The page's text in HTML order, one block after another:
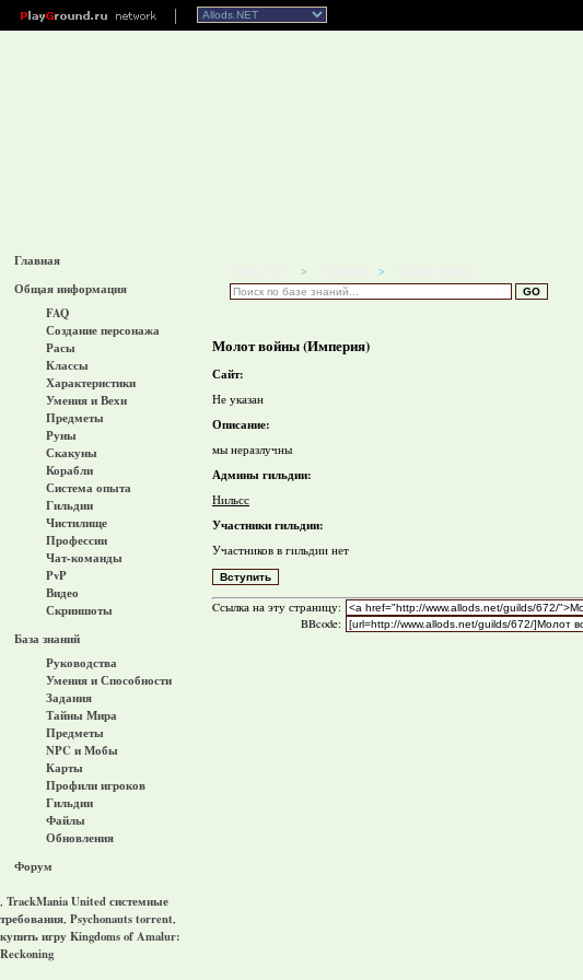
Главная
Общая информация
FAQ
Создание персонажа
Расы
Классы
Характеристики
Умения и Вехи
Предметы
Руны
Скакуны
Корабли
Система опыта
Гильдии
Чистилище
Профессии
Чат-команды
PvP
Видео
Скриншоты
База знаний
Руководства
Умения и Способности
Задания
Тайны Мира
Предметы
NPC и Мобы
Карты
Профили игроков
Гильдии
Файлы
Обновления
Форум
, TrackMania United системные
требования, Psychonauts torrent,
купить игру Kingdoms of Amalur:
Reckoning
> >
Молот войны (Империя)
Сайт:
Не указан
Описание:
мы неразлучны
Админы гильдии:
Нильсс
Участники гильдии:
Участников в гильдии нет
Cсылка на эту страницу:
BBcode: